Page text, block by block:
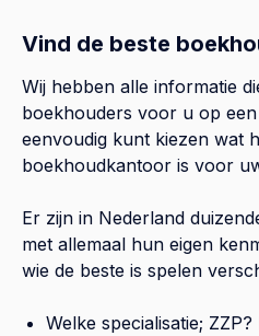
Vind de beste
Wij hebben alle informatie
boekhouders voor u op
eenvoudig kunt kiezen wat
boekhoudkantoor is voor
Er zijn in Nederland
met allemaal hun eigen
wie de beste is spelen
Welke specialisatie; ZZP?